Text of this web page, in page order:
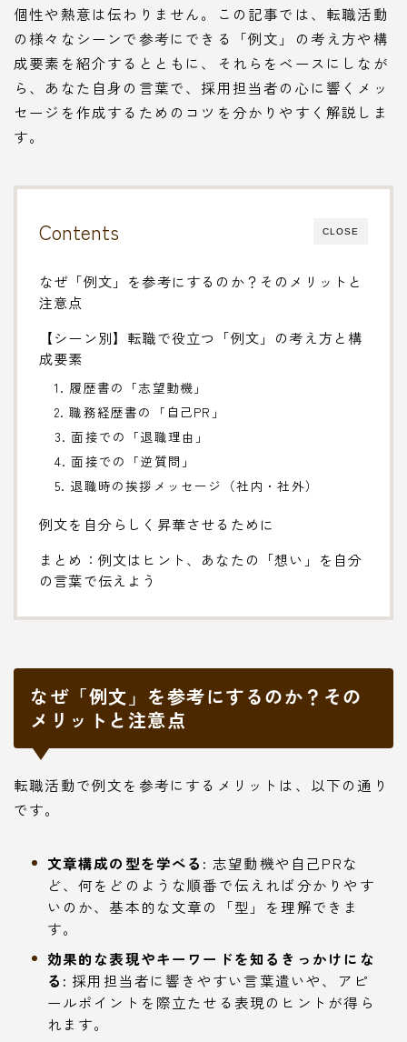
個性や熱意は伝わりません。この記事では、転職活動
の様々なシーンで参考にできる「例文」の考え方や構
成要素を紹介するとともに、それらをベースにしなが
ら、あなた自身の言葉で、採用担当者の心に響くメッ
セージを作成するためのコツを分かりやすく解説しま
す。
CLOSE
Contents
なぜ「例文」を参考にするのか？そのメリットと
注意点
【シーン別】転職で役立つ「例文」の考え方と構
成要素
1. 履歴書の「志望動機」
2. 職務経歴書の「自己PR」
3. 面接での「退職理由」
4. 面接での「逆質問」
5. 退職時の挨拶メッセージ（社内・社外）
例文を自分らしく昇華させるために
まとめ：例文はヒント、あなたの「想い」を自分
の言葉で伝えよう
なぜ「例文」を参考にするのか？その
メリットと注意点
転職活動で例文を参考にするメリットは、以下の通り
です。
文章構成の型を学べる: 志望動機や自己PRな
ど、何をどのような順番で伝えれば分かりやす
いのか、基本的な文章の「型」を理解できま
す。
効果的な表現やキーワードを知るきっかけにな
る: 採用担当者に響きやすい言葉遣いや、アピ
ールポイントを際立たせる表現のヒントが得ら
れます。